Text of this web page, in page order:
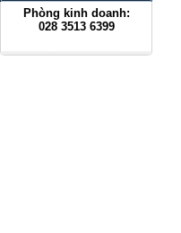
Phòng kinh doanh:
028 3513 6399